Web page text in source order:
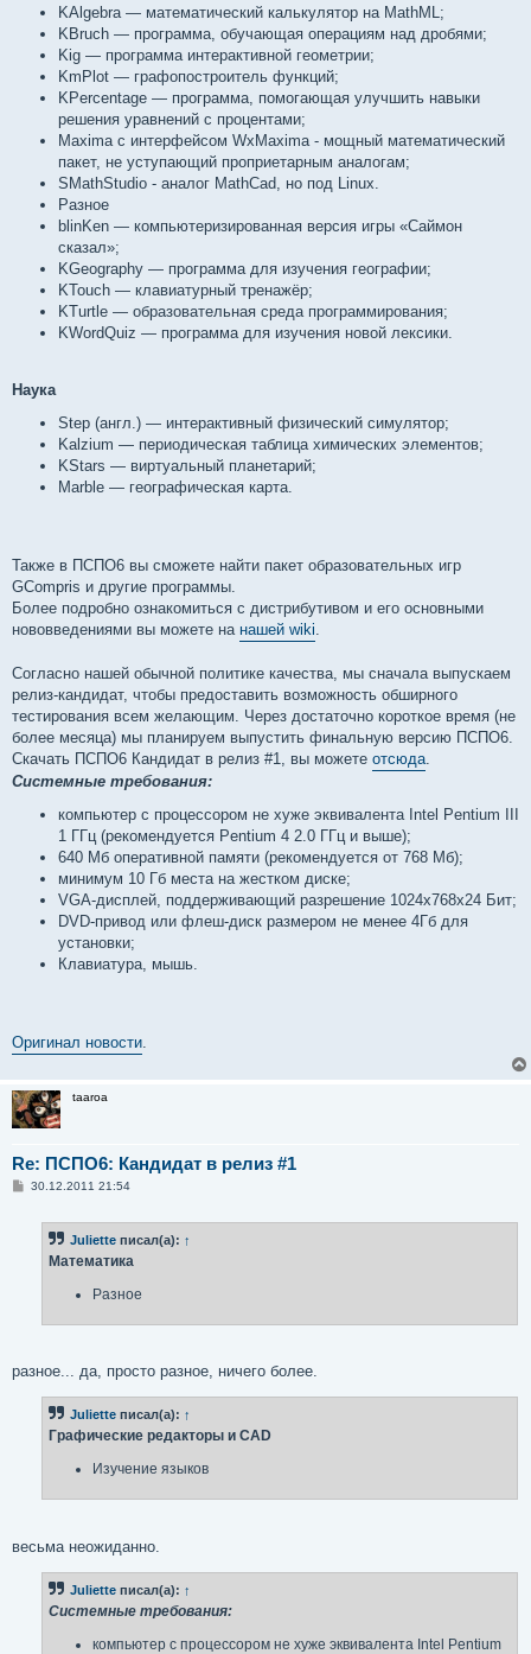
KAlgebra — математический калькулятор на MathML;
KBruch — программа, обучающая операциям над дробями;
Kig — программа интерактивной геометрии;
KmPlot — графопостроитель функций;
KPercentage — программа, помогающая улучшить навыки
решения уравнений с процентами;
Maxima с интерфейсом WxMaxima - мощный математический
пакет, не уступающий проприетарным аналогам;
SMathStudio - аналог MathCad, но под Linux.
Разное
blinKen — компьютеризированная версия игры «Саймон
сказал»;
KGeography — программа для изучения географии;
KTouch — клавиатурный тренажёр;
KTurtle — образовательная среда программирования;
KWordQuiz — программа для изучения новой лексики.
Наука
Step (англ.) — интерактивный физический симулятор;
Kalzium — периодическая таблица химических элементов;
KStars — виртуальный планетарий;
Marble — географическая карта.
Также в ПСПО6 вы сможете найти пакет образовательных игр
GСompris и другие программы.
Более подробно ознакомиться с дистрибутивом и его основными
нововведениями вы можете на нашей wiki
Согласно нашей обычной политике качества, мы сначала выпускаем
релиз-кандидат, чтобы предоставить возможность обширного
тестирования всем желающим. Через достаточно короткое время (не
более месяца) мы планируем выпустить финальную версию ПСПО6.
Скачать ПСПО6 Кандидат в релиз #1, вы можете отсюда
Системные требования:
компьютер с процессором не хуже эквивалента Intel Pentium III
1 ГГц (рекомендуется Pentium 4 2.0 ГГц и выше);
640 Мб оперативной памяти (рекомендуется от 768 Мб);
минимум 10 Гб места на жестком диске;
VGA-дисплей, поддерживающий разрешение 1024x768x24 Бит;
DVD-привод или флеш-диск размером не менее 4Гб для
установки;
Клавиатура, мышь.
Оригинал новости
taaroa
Re: ПСПО6: Кандидат в релиз #1
С30.12.2011 21:54
Juliette писал(а): ↑
Математика
Разное
разное... да, просто разное, ничего более.
Juliette писал(а): ↑
Графические редакторы и CAD
Изучение языков
весьма неожиданно.
Juliette писал(а): ↑
Системные требования:
компьютер с процессором не хуже эквивалента Intel Pentium